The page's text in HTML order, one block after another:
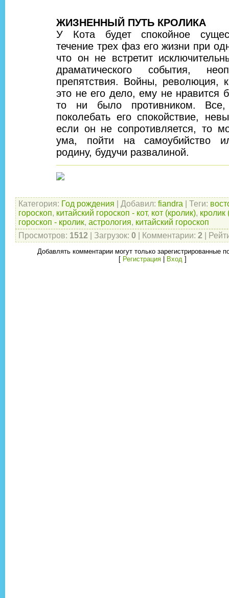
ЖИЗНЕННЫЙ ПУТЬ КРОЛИКА
У Кота будет спокойное
течение трех фаз его жизни при
что он не встретит
драматического события,
препятствия. Войны, революция,
это не его дело, ему не нравится
то ни было противником.
поколебать его спокойствие,
если он не сопротивляется, то
ума, пойти на самоубийство
родину, будучи развалиной.
Категория: Год рождения Добавил: fiandra Теги:
гороскоп, китайский гороскоп - кот, кот (кролик), кролик
гороскоп - кролик, астрология, китайский гороскоп
Просмотров: 1512 Загрузок: 0 Комментарии: 2
Добавлять комментарии могут только зарегистрированные
[ Регистрация| Вход]